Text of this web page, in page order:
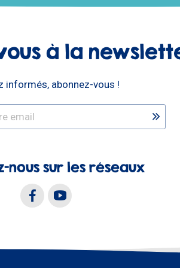
à la
informés, abonnez-vous !
nous sur les réseaux